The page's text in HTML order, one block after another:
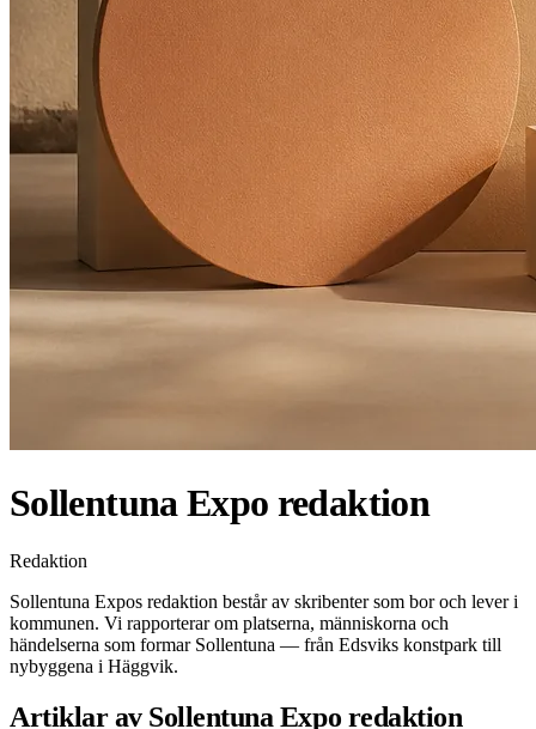
Sollentuna Expo redaktion
Redaktion
Sollentuna Expos redaktion består av skribenter som bor och lever i
kommunen. Vi rapporterar om platserna, människorna och
händelserna som formar Sollentuna — från Edsviks konstpark till
nybyggena i Häggvik.
Artiklar av Sollentuna Expo redaktion